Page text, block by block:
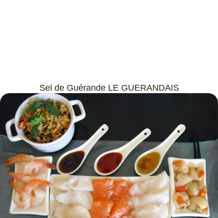
Sel de Guérande LE GUERANDAIS